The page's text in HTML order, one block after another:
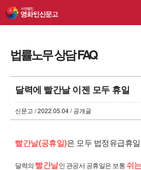
법률노무 상담 FAQ
달력에 빨간날 이젠 모두 휴일
신문고 / 2022.05.04 / 공개글
빨간날(공휴일)은 모두 법정유급휴
달력의 빨간날인 관공서 공휴일은 보통 쉬